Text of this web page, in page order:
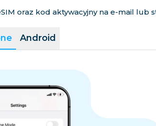
oraz kod aktywacyjny na e-mail
Android